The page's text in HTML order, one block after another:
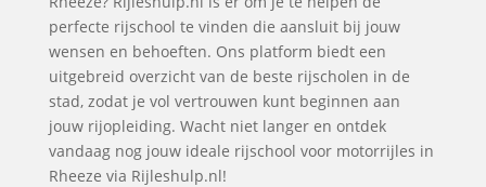
perfecte rijschool te vinden die aansluit bij jouw
wensen en behoeften. Ons platform biedt een
uitgebreid overzicht van de beste rijscholen in de
stad, zodat je vol vertrouwen kunt beginnen aan
jouw rijopleiding. Wacht niet langer en ontdek
vandaag nog jouw ideale rijschool voor motorrijles in
Rheeze via Rijleshulp.nl!